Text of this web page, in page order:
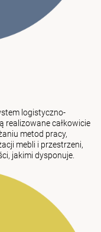
logistyczno-
realizowane całkowicie
metod pracy,
mebli i przestrzeni,
jakimi dysponuje.